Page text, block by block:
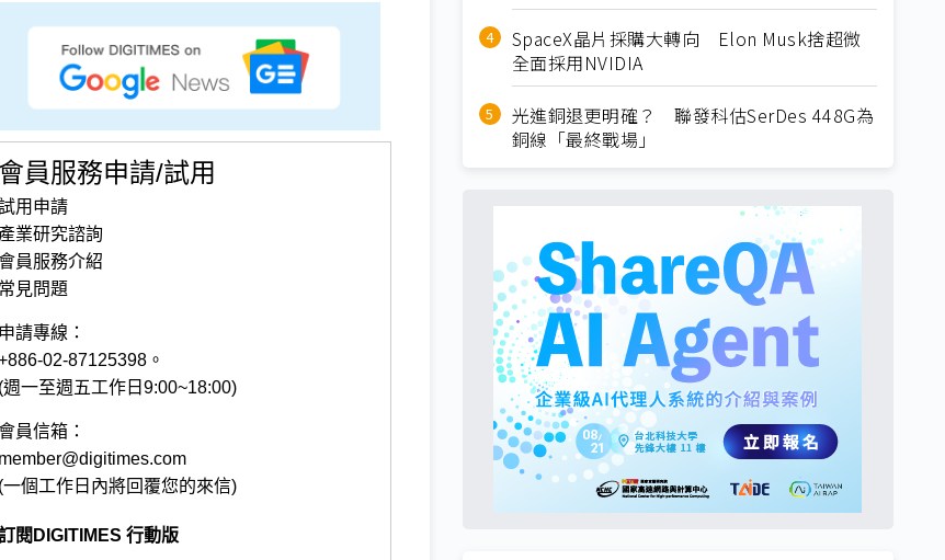
會員服務申請/試用
用申請
產業研究諮詢
員服務介紹
常見問題
申請專線：
02-87125398。
(週一至週五工作日9:00~18:00)
員信箱：
member@digitimes.com
(一個工作日內將回覆您的來信)
閱DIGITIMES 行動版
SpaceX晶片採購大轉向 Elon Musk捨超微
全面採用NVIDIA
光進銅退更明確？ 聯發科估SerDes 448G為
銅線「最終戰場」